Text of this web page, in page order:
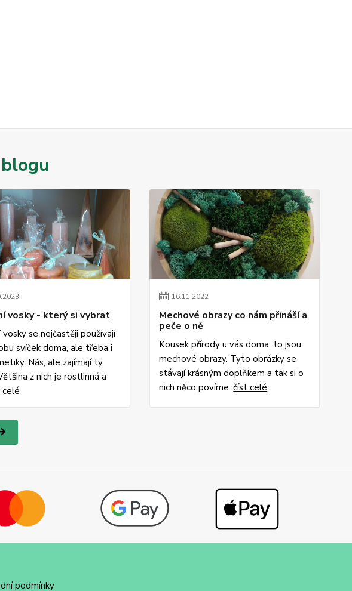
.2023
vosky - který si vybrat
vosky se nejčastěji používají
svíček doma, ale třeba i
Nás, ale zajímají ty
z nich je rostlinná a
16.11.2022
Mechové obrazy co nám přináší a
peče o ně
Kousek přírody u vás doma, to jsou
mechové obrazy. Tyto obrázky se
stávají krásným doplňkem a tak si o
nich něco povíme.číst celé
podmínky